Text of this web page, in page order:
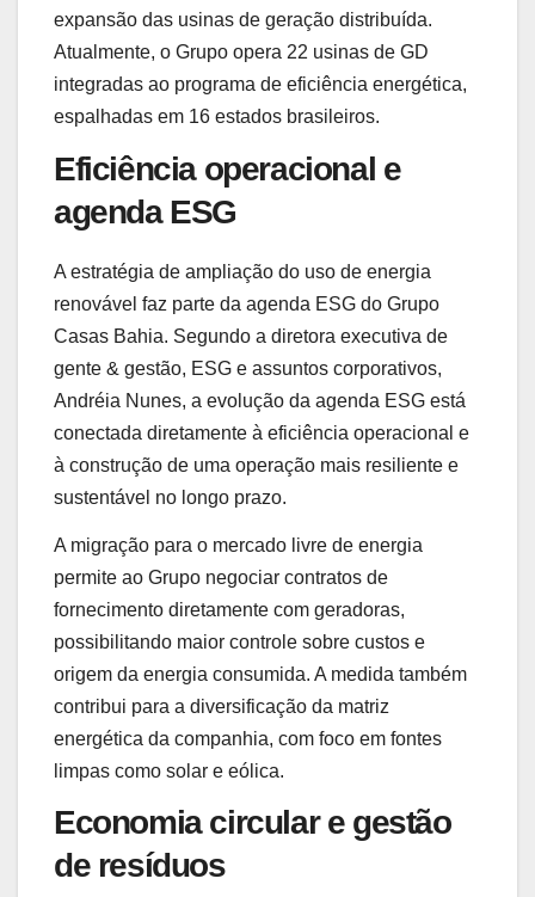
expansão das usinas de geração distribuída.
Atualmente, o Grupo opera 22 usinas de GD
integradas ao programa de eficiência energética,
espalhadas em 16 estados brasileiros.
Eficiência operacional e
agenda ESG
A estratégia de ampliação do uso de energia
renovável faz parte da agenda ESG do Grupo
Casas Bahia. Segundo a diretora executiva de
gente & gestão, ESG e assuntos corporativos,
Andréia Nunes, a evolução da agenda ESG está
conectada diretamente à eficiência operacional e
à construção de uma operação mais resiliente e
sustentável no longo prazo.
A migração para o mercado livre de energia
permite ao Grupo negociar contratos de
fornecimento diretamente com geradoras,
possibilitando maior controle sobre custos e
origem da energia consumida. A medida também
contribui para a diversificação da matriz
energética da companhia, com foco em fontes
limpas como solar e eólica.
Economia circular e gestão
de resíduos